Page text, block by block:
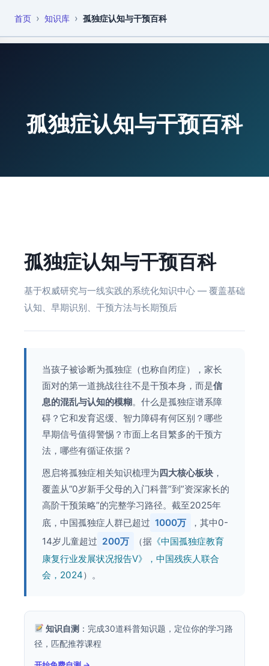
恩启 知识库
首页 › 知识库 › 孤独症认知与干预百科
孤独症认知与干预百科
孤独症认知与干预百科
基于权威研究与一线实践的系统化知识中心 — 覆盖基础
认知、早期识别、干预方法与长期预后
当孩子被诊断为孤独症（也称自闭症），家长
面对的第一道挑战往往不是干预本身，而是信
息的混乱与认知的模糊。什么是孤独症谱系障
碍？它和发育迟缓、智力障碍有何区别？哪些
早期信号值得警惕？市面上名目繁多的干预方
法，哪些有循证依据？
恩启将孤独症相关知识梳理为四大核心板块 ，
覆盖从”0岁新手父母的入门科普”到”资深家长的
高阶干预策略”的完整学习路径。截至2025年
底，中国孤独症人群已超过 1000万
，其中0-
14岁儿童超过 200万 （据 《中国孤独症教育
康复行业发展状况报告Ⅴ》，中国残疾人联合
会，2024）。
知识自测 ：完成30道科普知识题，定位你的学习路
径，匹配推荐课程